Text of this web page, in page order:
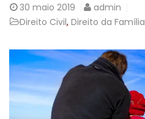
30 maio 2019
admin
Direito Civil, Direito da Família